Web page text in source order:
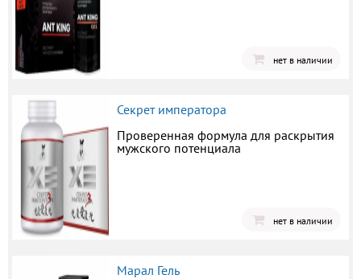
нет в наличии
Секрет императора
Проверенная формула для раскрытия
мужского потенциала
нет в наличии
Марал Гель